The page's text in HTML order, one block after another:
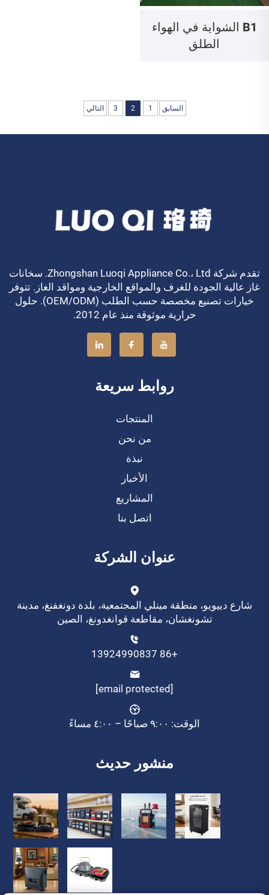
B1 الشواية في الهواء
الطلق
السابق 1
2
3 التالي
تقدم شركة Zhongshan Luoqi Appliance Co.، Ltd. سخانات
غاز عالية الجودة للغرف والمواقع الخارجية ومواقد الغاز. تتوفر
خيارات تصنيع مخصصة حسب الطلب (OEM/ODM). حلول
حرارية موثوقة منذ عام 2012.
روابط سريعة
المنتجات
من نحن
نبذة
الأخبار
المشاريع
اتصل بنا
عنوان الشركة
شارع دييويو، منطقة مينلي المجتمعية، بلدة دونغفنغ، مدينة
تشونغشان، مقاطعة قوانغدونغ، الصين
+86 13924990837
[email protected]
الوقت: ٩:٠٠ صباحًا – ٤:٠٠ مساءً
منشور حديث